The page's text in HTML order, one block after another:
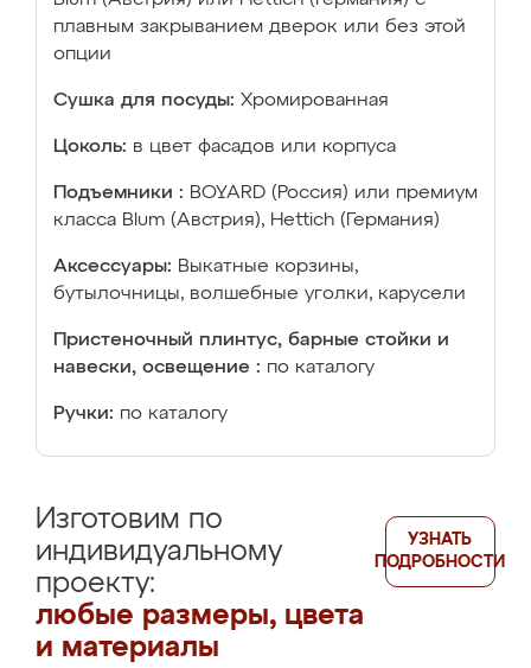
плавным закрыванием дверок или без этой
опции
Сушка для посуды: Хромированная
Цоколь: в цвет фасадов или корпуса
Подъемники : BOYARD (Россия) или премиум
класса Blum (Австрия), Hettich (Германия)
Аксессуары: Выкатные корзины,
бутылочницы, волшебные уголки, карусели
Пристеночный плинтус, барные стойки и
навески, освещение : по каталогу
Ручки: по каталогу
Изготовим по
индивидуальному
проекту:
любые размеры, цвета
и материалы
УЗНАТЬ
ПОДРОБНОСТИ